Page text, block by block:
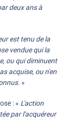
deux ans à
est tenu de la
vendue qui la
ou qui diminuent
acquise, ou n'en
»
: « L'action
par l'acquéreur